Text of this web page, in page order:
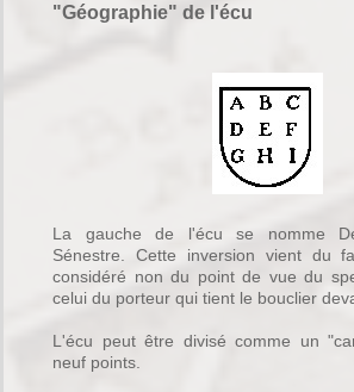
"Géographie" de l'écu
La gauche de l'écu se nomme
Sénestre. Cette inversion vient du
considéré non du point de vue du
celui du porteur qui tient le bouclier
L'écu peut être divisé comme un
neuf points.